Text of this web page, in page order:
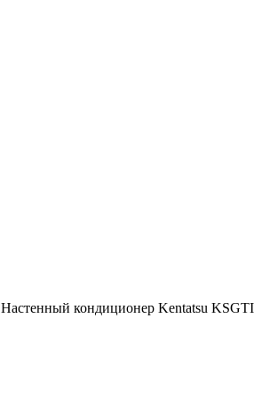
Настенный кондиционер Kentatsu